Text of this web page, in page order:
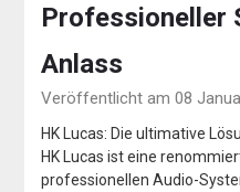
Professioneller
Anlass
Veröffentlicht am 08
HK Lucas: Die ultimative
HK Lucas ist eine
professionellen Audio-